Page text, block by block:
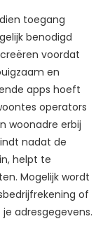
toegang
benodigd
voordat
en
apps hoeft
operators
woonadre erbij
nadat de
helpt te
Mogelijk wordt
of
adresgegevens.